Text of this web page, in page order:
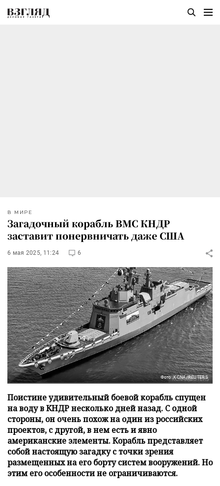
В МИРЕ
Загадочный корабль ВМС КНДР
заставит понервничать даже США
6 мая 2025, 11:24 6
Фото: KCNA/REUTERS
Поистине удивительный боевой корабль спущен
на воду в КНДР несколько дней назад. С одной
стороны, он очень похож на один из российских
проектов, с другой, в нем есть и явно
американские элементы. Корабль представляет
собой настоящую загадку с точки зрения
размещенных на его борту систем вооружений. Но
этим его особенности не ограничиваются.